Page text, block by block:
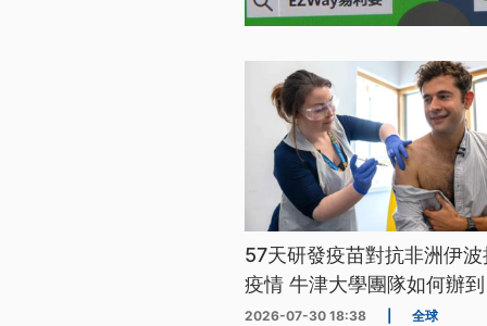
57天研發疫苗對抗非洲伊
疫情 牛津大學團隊如何辦
2026-07-30 18:38 全球